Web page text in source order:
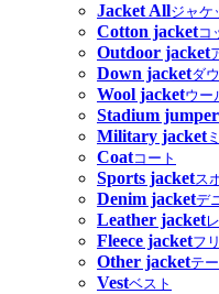
Jacket Allジャケ
Cotton jacketコ
Outdoor jacket
Down jacketダ
Wool jacketウー
Stadium jumper
Military jacket
Coatコート
Sports jacketス
Denim jacketデ
Leather jacket
Fleece jacketフ
Other jacketテ
Vestベスト